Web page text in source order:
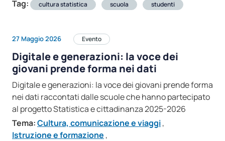
Tag:
cultura statistica scuola studenti
27 Maggio 2026 Evento
Digitale e generazioni: la voce dei
giovani prende forma nei dati
Digitale e generazioni: la voce dei giovani prende forma
nei dati raccontati dalle scuole che hanno partecipato
al progetto Statistica e cittadinanza 2025-2026
Tema:Cultura, comunicazione e viaggi,
Istruzione e formazione ,